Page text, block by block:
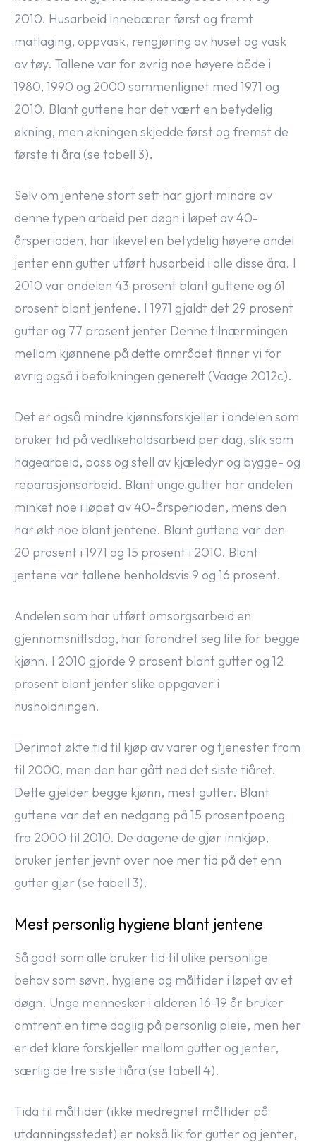
2010. Husarbeid innebærer først og fremt
matlaging, oppvask, rengjøring av huset og vask
av tøy. Tallene var for øvrig noe høyere både i
1980, 1990 og 2000 sammenlignet med 1971 og
2010. Blant guttene har det vært en betydelig
økning, men økningen skjedde først og fremst de
første ti åra (se tabell 3).
Selv om jentene stort sett har gjort mindre av
denne typen arbeid per døgn i løpet av 40-
årsperioden, har likevel en betydelig høyere andel
jenter enn gutter utført husarbeid i alle disse åra. I
2010 var andelen 43 prosent blant guttene og 61
prosent blant jentene. I 1971 gjaldt det 29 prosent
gutter og 77 prosent jenter Denne tilnærmingen
mellom kjønnene på dette området finner vi for
øvrig også i befolkningen generelt (Vaage 2012c).
Det er også mindre kjønnsforskjeller i andelen som
bruker tid på vedlikeholdsarbeid per dag, slik som
hagearbeid, pass og stell av kjæledyr og bygge- og
reparasjonsarbeid. Blant unge gutter har andelen
minket noe i løpet av 40-årsperioden, mens den
har økt noe blant jentene. Blant guttene var den
20 prosent i 1971 og 15 prosent i 2010. Blant
jentene var tallene henholdsvis 9 og 16 prosent.
Andelen som har utført omsorgsarbeid en
gjennomsnittsdag, har forandret seg lite for begge
kjønn. I 2010 gjorde 9 prosent blant gutter og 12
prosent blant jenter slike oppgaver i
husholdningen.
Derimot økte tid til kjøp av varer og tjenester fram
til 2000, men den har gått ned det siste tiåret.
Dette gjelder begge kjønn, mest gutter. Blant
guttene var det en nedgang på 15 prosentpoeng
fra 2000 til 2010. De dagene de gjør innkjøp,
bruker jenter jevnt over noe mer tid på det enn
gutter gjør (se tabell 3).
Mest personlig hygiene blant jentene
Så godt som alle bruker tid til ulike personlige
behov som søvn, hygiene og måltider i løpet av et
døgn. Unge mennesker i alderen 16-19 år bruker
omtrent en time daglig på personlig pleie, men her
er det klare forskjeller mellom gutter og jenter,
særlig de tre siste tiåra (se tabell 4).
Tida til måltider (ikke medregnet måltider på
utdanningsstedet) er nokså lik for gutter og jenter,